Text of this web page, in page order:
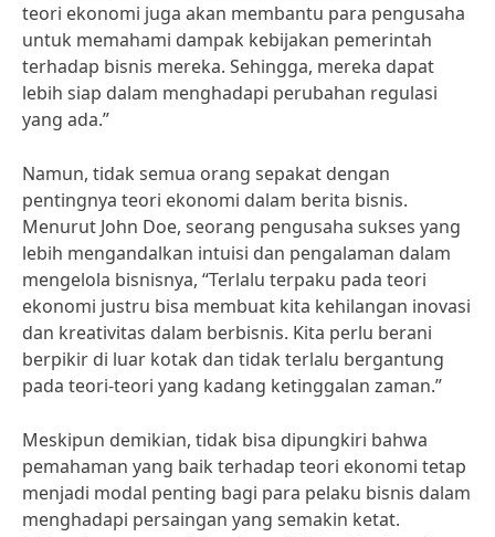
teori ekonomi juga akan membantu para pengusaha
untuk memahami dampak kebijakan pemerintah
terhadap bisnis mereka. Sehingga, mereka dapat
lebih siap dalam menghadapi perubahan regulasi
yang ada.”
Namun, tidak semua orang sepakat dengan
pentingnya teori ekonomi dalam berita bisnis.
Menurut John Doe, seorang pengusaha sukses yang
lebih mengandalkan intuisi dan pengalaman dalam
mengelola bisnisnya, “Terlalu terpaku pada teori
ekonomi justru bisa membuat kita kehilangan inovasi
dan kreativitas dalam berbisnis. Kita perlu berani
berpikir di luar kotak dan tidak terlalu bergantung
pada teori-teori yang kadang ketinggalan zaman.”
Meskipun demikian, tidak bisa dipungkiri bahwa
pemahaman yang baik terhadap teori ekonomi tetap
menjadi modal penting bagi para pelaku bisnis dalam
menghadapi persaingan yang semakin ketat.